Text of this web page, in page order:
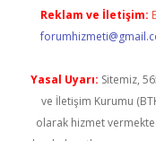
Reklam ve İletişim:
Yasal Uyarı: Sitemiz,
ve İletişim Kurumu
olarak hizmet